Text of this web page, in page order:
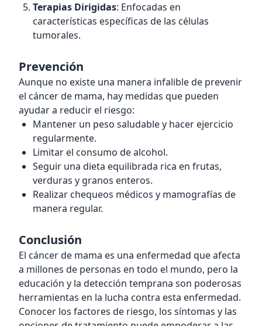
Terapias Dirigidas: Enfocadas en
características específicas de las células
tumorales.
Prevención
Aunque no existe una manera infalible de prevenir
el cáncer de mama, hay medidas que pueden
ayudar a reducir el riesgo:
Mantener un peso saludable y hacer ejercicio
regularmente.
Limitar el consumo de alcohol.
Seguir una dieta equilibrada rica en frutas,
verduras y granos enteros.
Realizar chequeos médicos y mamografías de
manera regular.
Conclusión
El cáncer de mama es una enfermedad que afecta
a millones de personas en todo el mundo, pero la
educación y la detección temprana son poderosas
herramientas en la lucha contra esta enfermedad.
Conocer los factores de riesgo, los síntomas y las